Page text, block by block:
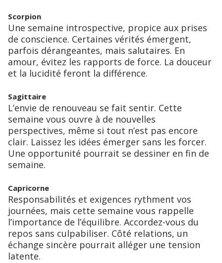
Scorpion
Une semaine introspective, propice aux prises
de conscience. Certaines vérités émergent,
parfois dérangeantes, mais salutaires. En
amour, évitez les rapports de force. La douceur
et la lucidité feront la différence.
Sagittaire
L’envie de renouveau se fait sentir. Cette
semaine vous ouvre à de nouvelles
perspectives, même si tout n’est pas encore
clair. Laissez les idées émerger sans les forcer.
Une opportunité pourrait se dessiner en fin de
semaine.
Capricorne
Responsabilités et exigences rythment vos
journées, mais cette semaine vous rappelle
l’importance de l’équilibre. Accordez-vous du
repos sans culpabiliser. Côté relations, un
échange sincère pourrait alléger une tension
latente.